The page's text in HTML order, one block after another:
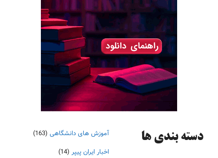
دسته‌ بندی ها آموزش های دانشگاهی (163)
اخبار ایران پیپر (14)